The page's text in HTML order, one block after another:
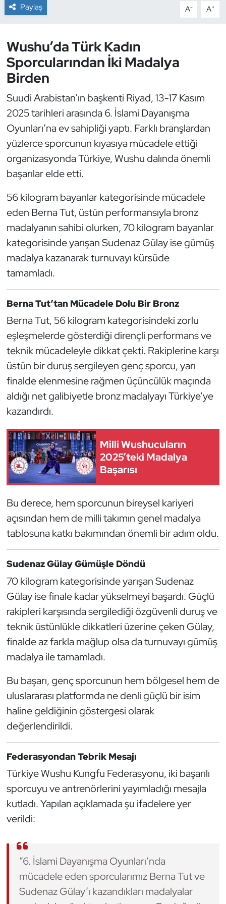
Paylaş A- A+
Wushu’da Türk Kadın
Sporcularından İki Madalya
Birden
Suudi Arabistan’ın başkenti Riyad, 13-17 Kasım
2025 tarihleri arasında 6. İslami Dayanışma
Oyunları’na ev sahipliği yaptı. Farklı branşlardan
yüzlerce sporcunun kıyasıya mücadele ettiği
organizasyonda Türkiye, Wushu dalında önemli
başarılar elde etti.
56 kilogram bayanlar kategorisinde mücadele
eden Berna Tut, üstün performansıyla bronz
madalyanın sahibi olurken, 70 kilogram bayanlar
kategorisinde yarışan Sudenaz Gülay ise gümüş
madalya kazanarak turnuvayı kürsüde
tamamladı.
Berna Tut’tan Mücadele Dolu Bir Bronz
Berna Tut, 56 kilogram kategorisindeki zorlu
eşleşmelerde gösterdiği dirençli performans ve
teknik mücadeleyle dikkat çekti. Rakiplerine karşı
üstün bir duruş sergileyen genç sporcu, yarı
finalde elenmesine rağmen üçüncülük maçında
aldığı net galibiyetle bronz madalyayı Türkiye’ye
kazandırdı.
Milli Wushucuların
2025’teki Madalya
Başarısı
Bu derece, hem sporcunun bireysel kariyeri
açısından hem de milli takımın genel madalya
tablosuna katkı bakımından önemli bir adım oldu.
Sudenaz Gülay Gümüşle Döndü
70 kilogram kategorisinde yarışan Sudenaz
Gülay ise finale kadar yükselmeyi başardı. Güçlü
rakipleri karşısında sergilediği özgüvenli duruş ve
teknik üstünlükle dikkatleri üzerine çeken Gülay,
finalde az farkla mağlup olsa da turnuvayı gümüş
madalya ile tamamladı.
Bu başarı, genç sporcunun hem bölgesel hem de
uluslararası platformda ne denli güçlü bir isim
haline geldiğinin göstergesi olarak
değerlendirildi.
Federasyondan Tebrik Mesajı
Türkiye Wushu Kungfu Federasyonu, iki başarılı
sporcuyu ve antrenörlerini yayımladığı mesajla
kutladı. Yapılan açıklamada şu ifadelere yer
verildi:
“6. İslami Dayanışma Oyunları’nda
mücadele eden sporcularımız Berna Tut ve
Sudenaz Gülay’ı kazandıkları madalyalar
Dövüş Sanatı
E-Spor
Eskrim
Futbol
Futsal
Genel
Golf
Güreş
Halter
Hentbol
İşitme Engelli Sporcular
Judo ve Kuraş
Kano ve Rafting
Karate
Kayak
Kempo
Kick Boks
Kürek
Masa Tenisi
Modern Pentatlon
Motor Sporları
Muay Thai
Okçuluk
Oryantiring
Özel Sporcular
Paralimpik
Ragbi
Satranç
Su Topu
Sualtı Sporları
Tekvando
Tenis